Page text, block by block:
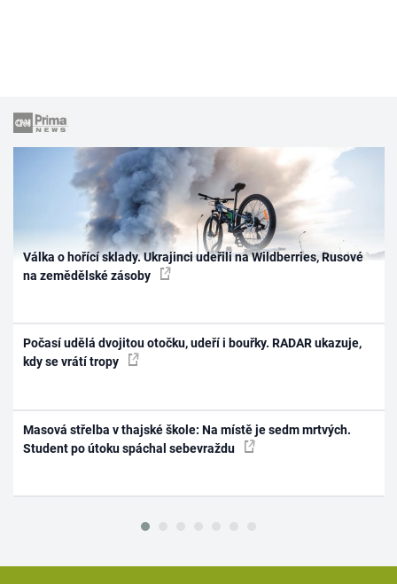
Válka o hořící sklady. Ukrajinci udeřili na Wildberries, Rusové
na zemědělské zásoby
Počasí udělá dvojitou otočku, udeří i bouřky. RADAR ukazuje,
kdy se vrátí tropy
Masová střelba v thajské škole: Na místě je sedm mrtvých.
Student po útoku spáchal sebevraždu